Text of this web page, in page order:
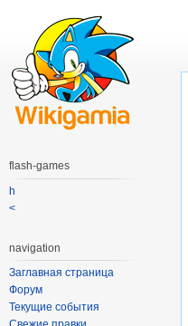
flash-games
h
<
navigation
Заглавная страница
Форум
Текущие события